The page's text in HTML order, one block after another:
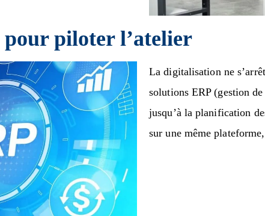
pour piloter l’atelier
La digitalisation ne
solutions ERP (gestion
jusqu’à la planification
sur une même